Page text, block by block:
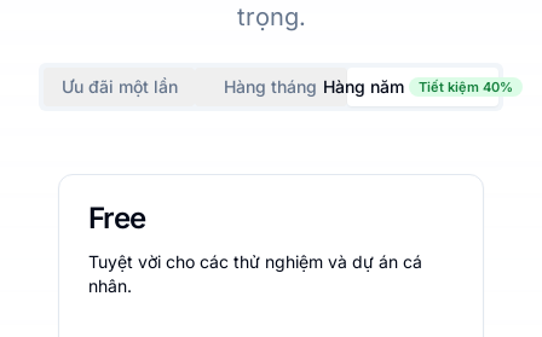
trọng.
Ưu đãi một lần Hàng tháng Hàng năm Tiết kiệm 40%
Free
Tuyệt vời cho các thử nghiệm và dự án cá
nhân.